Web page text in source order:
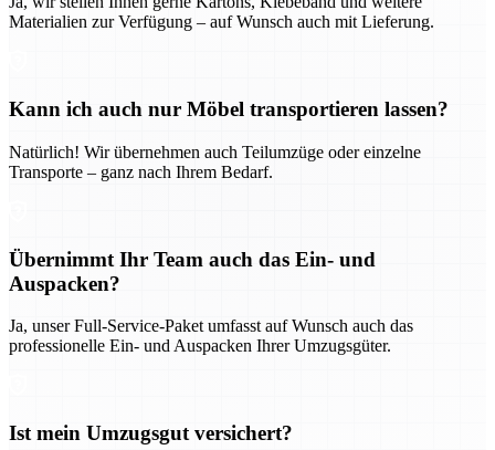
Materialien zur Verfügung – auf Wunsch auch mit Lieferung.
Kann ich auch nur Möbel transportieren lassen?
Natürlich! Wir übernehmen auch Teilumzüge oder einzelne
Transporte – ganz nach Ihrem Bedarf.
Übernimmt Ihr Team auch das Ein- und
Auspacken?
Ja, unser Full-Service-Paket umfasst auf Wunsch auch das
professionelle Ein- und Auspacken Ihrer Umzugsgüter.
Ist mein Umzugsgut versichert?